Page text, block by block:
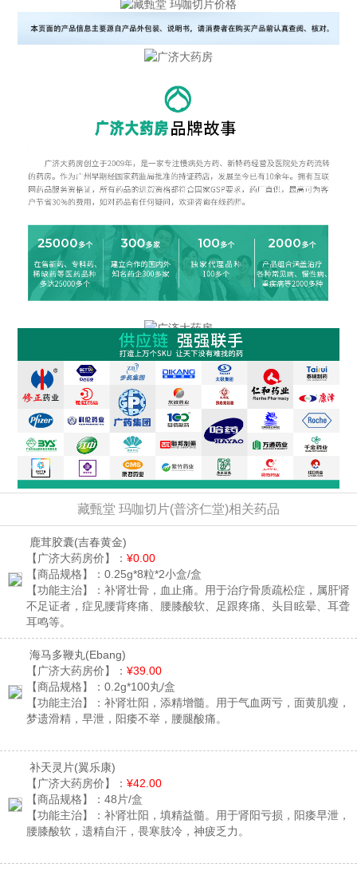
藏甄堂 玛咖切片(普济仁堂)相关药品
鹿茸胶囊(吉春黄金)
【广济大药房价】： ¥0.00
【商品规格】： 0.25g*8粒*2小盒/盒
【功能主治】： 补肾壮骨，血止痛。用于治疗骨质疏松症，属肝肾
不足证者，症见腰背疼痛、腰膝酸软、足跟疼痛、头目眩晕、耳聋
耳鸣等。
海马多鞭丸(Ebang)
【广济大药房价】： ¥39.00
【商品规格】： 0.2g*100丸/盒
【功能主治】： 补肾壮阳，添精增髓。用于气血两亏，面黄肌瘦，
梦遗滑精，早泄，阳痿不举，腰腿酸痛。
补天灵片(翼乐康)
【广济大药房价】： ¥42.00
【商品规格】： 48片/盒
【功能主治】： 补肾壮阳，填精益髓。用于肾阳亏损，阳痿早泄，
腰膝酸软，遗精自汗，畏寒肢冷，神疲乏力。